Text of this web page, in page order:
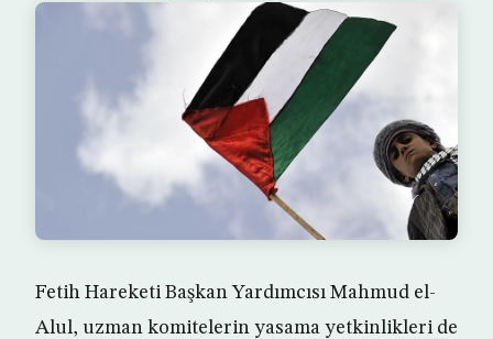
Fetih Hareketi Başkan Yardımcısı Mahmud el-
Alul, uzman komitelerin yasama yetkinlikleri de